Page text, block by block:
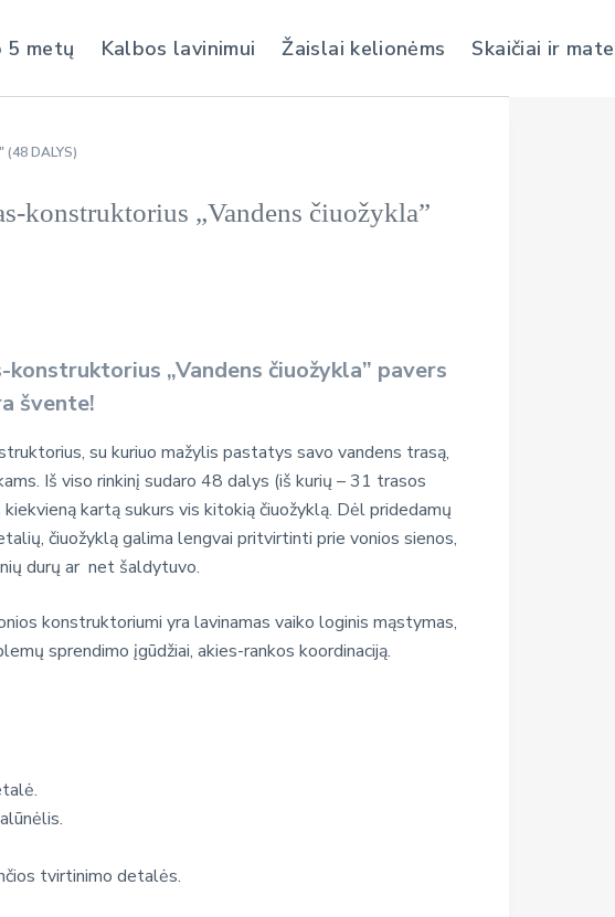
5 metų Kalbos lavinimui Žaislai kelionėms Skaičiai ir
(48 DALYS)
konstruktorius „Vandens čiuožykla”
konstruktorius „Vandens čiuožykla” pavers
švente!
su kuriuo mažylis pastatys savo vandens trasą,
Iš viso rinkinį sudaro 48 dalys (iš kurių – 31 trasos
kartą sukurs vis kitokią čiuožyklą. Dėl pridedamų
čiuožyklą galima lengvai pritvirtinti prie vonios sienos,
durų ar net šaldytuvo.
konstruktoriumi yra lavinamas vaiko loginis mąstymas,
sprendimo įgūdžiai, akies-rankos koordinaciją.
tvirtinimo detalės.